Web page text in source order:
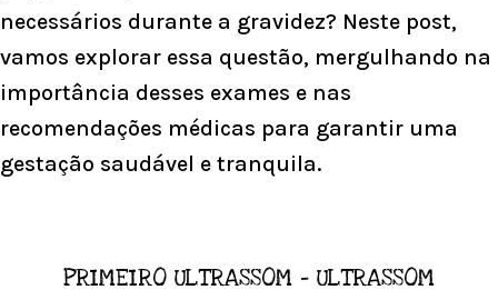
necessários durante a gravidez? Neste post,
vamos explorar essa questão, mergulhando na
importância desses exames e nas
recomendações médicas para garantir uma
gestação saudável e tranquila.
PRIMEIRO ULTRASSOM – ULTRASSOM